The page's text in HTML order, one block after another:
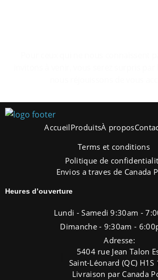
AccueilProduitsÀ propos
Terms et conditions
Politique de
Envios a traves de Canada
Heures d’ouverture
Lundi - Samedi 9:30am -
Dimanche - 9:30am -
Adresse:
5404 rue Jean Talon
Saint-Léonard (QC) H1S
Livraison par Canada